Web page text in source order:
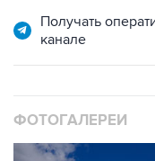
Получать
канале
ФОТОГАЛЕРЕИ